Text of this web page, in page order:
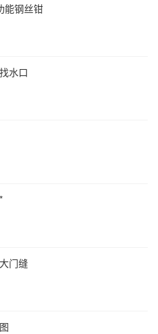
能钢丝钳
水口
门缝